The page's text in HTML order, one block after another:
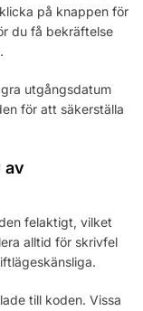
på knappen för
du få bekräftelse
utgångsdatum
för att säkerställa
av
felaktigt, vilket
alltid för skrivfel
till koden. Vissa